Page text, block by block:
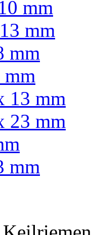
mm
mm
mm
13 mm
23 mm
mm